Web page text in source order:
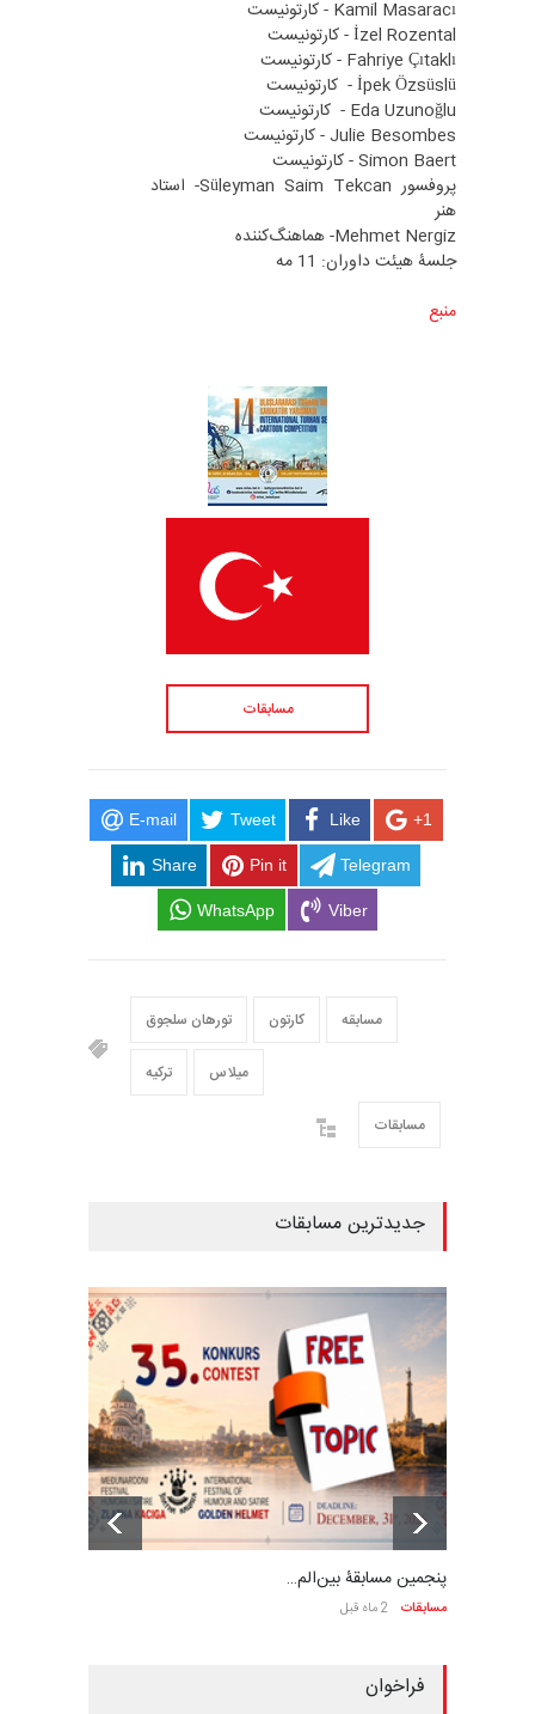
Kamil Masaracı - کارتونیست
İzel Rozental - کارتونیست
Fahriye Çıtaklı - کارتونیست
İpek Özsüslü - کارتونیست
Eda Uzunoğlu - کارتونیست
Julie Besombes - کارتونیست
Simon Baert - کارتونیست
پروفسور Süleyman Saim Tekcan- استاد
هنر
Mehmet Nergiz- هماهنگ‌کننده
جلسۀ هیئت داوران: 11 مه
منبع
مسابقات
E-mail Tweet Like +1
Share Pin it Telegram
WhatsApp Viber
تورهان سلجوق کارتون مسابقه
ترکیه میلاس
مسابقات
جدیدترین مسابقات
پنجمین مسابقۀ بین‌الم…
مسابقات 2 ماه قبل
فراخوان